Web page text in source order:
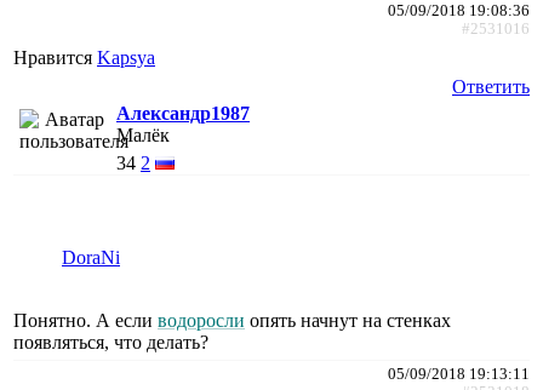
05/09/2018 19:08:36
#2531016
Нравится Kapsya
Ответить
Александр1987
Малёк
34 2
DoraNi
Понятно. А если водоросли опять начнут на стенках
появляться, что делать?
05/09/2018 19:13:11